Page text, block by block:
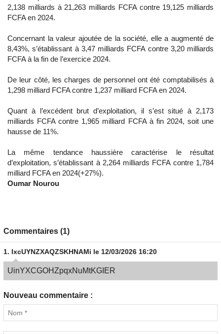
2,138 milliards à 21,263 milliards FCFA contre 19,125 milliards
FCFA en 2024.
Concernant la valeur ajoutée de la société, elle a augmenté de
8,43%, s’établissant à 3,47 milliards FCFA contre 3,20 milliards
FCFA à la fin de l’exercice 2024.
De leur côté, les charges de personnel ont été comptabilisés à
1,298 milliard FCFA contre 1,237 milliard FCFA en 2024.
Quant à l’excédent brut d’exploitation, il s’est situé à 2,173
milliards FCFA contre 1,965 milliard FCFA à fin 2024, soit une
hausse de 11%.
La même tendance haussière caractérise le résultat
d’exploitation, s’établissant à 2,264 milliards FCFA contre 1,784
milliard FCFA en 2024(+27%).
Oumar Nourou
Commentaires (1)
1. lxcUYNZXAQZSKHNAMi le 12/03/2026 16:20
UinYXCGOHZpqxNuMtKGIER
Nouveau commentaire :